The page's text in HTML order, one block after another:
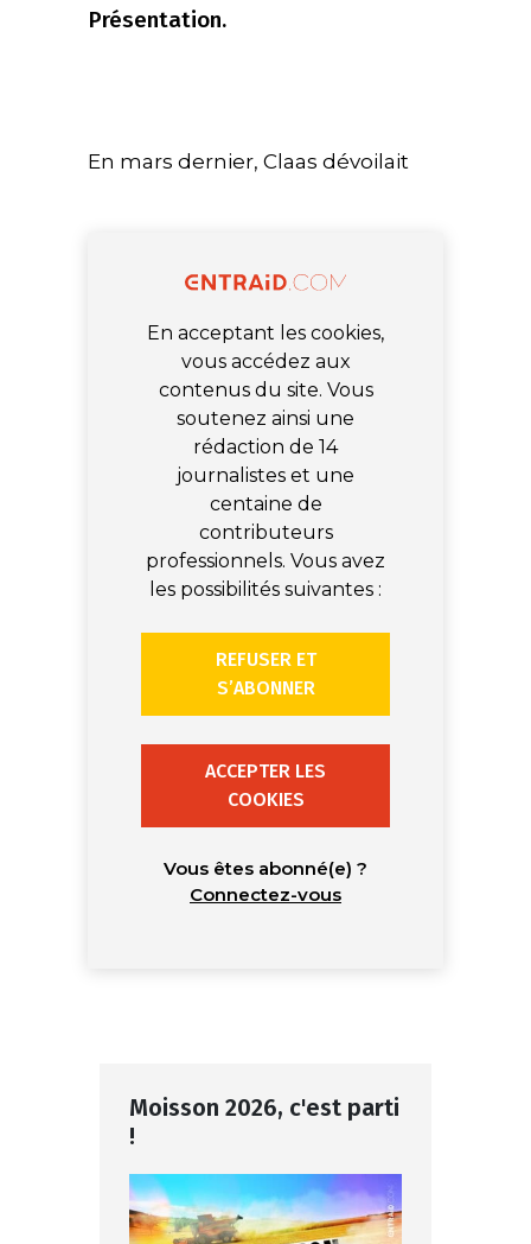
Présentation.
En mars dernier, Claas dévoilait
En acceptant les cookies,
vous accédez aux
contenus du site. Vous
soutenez ainsi une
rédaction de 14
journalistes et une
centaine de
contributeurs
professionnels. Vous avez
les possibilités suivantes :
REFUSER ET
S’ABONNER
ACCEPTER LES
COOKIES
Vous êtes abonné(e) ?
Connectez-vous
Moisson 2026, c'est parti
!